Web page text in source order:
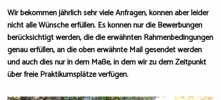
Wir bekommen jährlich sehr viele Anfragen, können aber leider
nicht alle Wünsche erfüllen.Es können nur dieBewerbungen
berücksichtigt werden, die die erwähnten Rahmenbedingungen
genau erfüllen,an die oben erwähnte Mailgesendet werden
und auch dies nur in dem Maße, in dem wir zu dem Zeitpunkt
über freie Praktikumsplätze verfügen.